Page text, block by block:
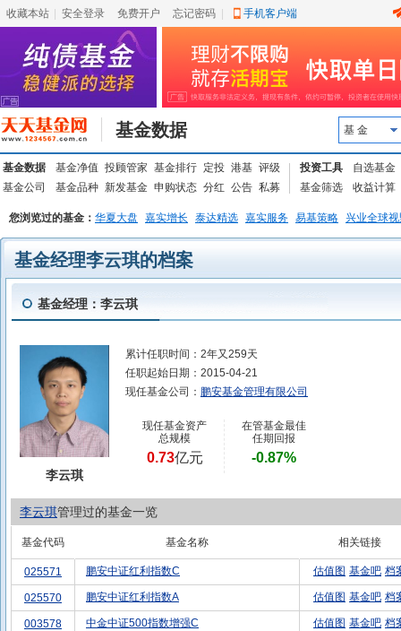
收藏本站 安全登录 免费开户 忘记密码 手机客户端
基金数据 基 金
基金数据 基金净值 投顾管家 基金排行 定投 港基 评级
基金公司
基金品种 新发基金 申购状态 分红 公告 私募
投资工具
自选基金
基金筛选
收益计算
您浏览过的基金： 华夏大盘 嘉实增长 泰达精选 嘉实服务 易基策略 兴业全球
基金经理李云琪的档案
基金经理：李云琪
李云琪
累计任职时间： 2年又259天
任职起始日期： 2015-04-21
现任基金公司： 鹏安基金管理有限公司
现任基金资产
总规模
0.73亿元
在管基金最佳
任期回报
-0.87%
李云琪管理过的基金一览
基金代码 基金名称 相关链接
025571 鹏安中证红利指数C 估值图 基金吧 档
025570 鹏安中证红利指数A 估值图 基金吧 档
003578 中金中证500指数增强C 估值图 基金吧 档